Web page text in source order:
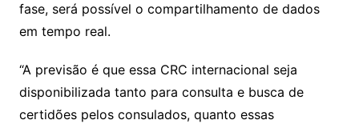
fase, será possível o compartilhamento de dados
em tempo real.
“A previsão é que essa CRC internacional seja
disponibilizada tanto para consulta e busca de
certidões pelos consulados, quanto essas